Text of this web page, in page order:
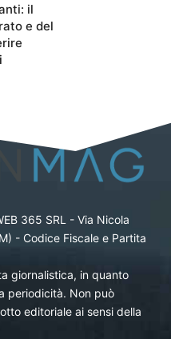
il
e del
365 SRL - Via Nicola
- Codice Fiscale e Partita
giornalistica, in quanto
periodicità. Non può
editoriale ai sensi della